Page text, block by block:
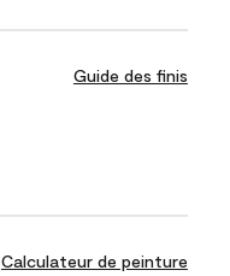
Guide des finis
Calculateur de peinture